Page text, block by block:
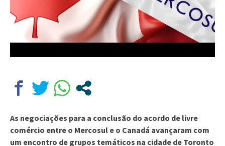
As negociações para a conclusão do acordo de livre
comércio entre o Mercosul e o Canadá avançaram com
um encontro de grupos temáticos na cidade de Toronto